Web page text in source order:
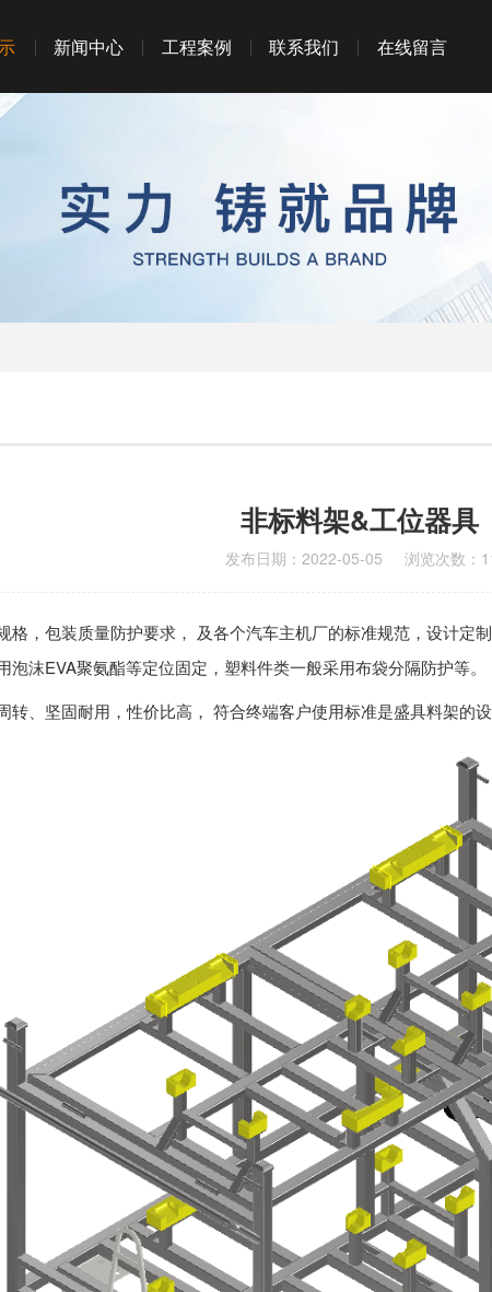
新闻中心 工程案例 联系我们 在线留言
非标料架&工位器具
发布日期：2022-05-05 浏览次数：
格，包装质量防护要求， 及各个汽车主机厂的标准规范，设计定
泡沫EVA聚氨酯等定位固定，塑料件类一般采用布袋分隔防护等。
转、坚固耐用，性价比高， 符合终端客户使用标准是盛具料架的